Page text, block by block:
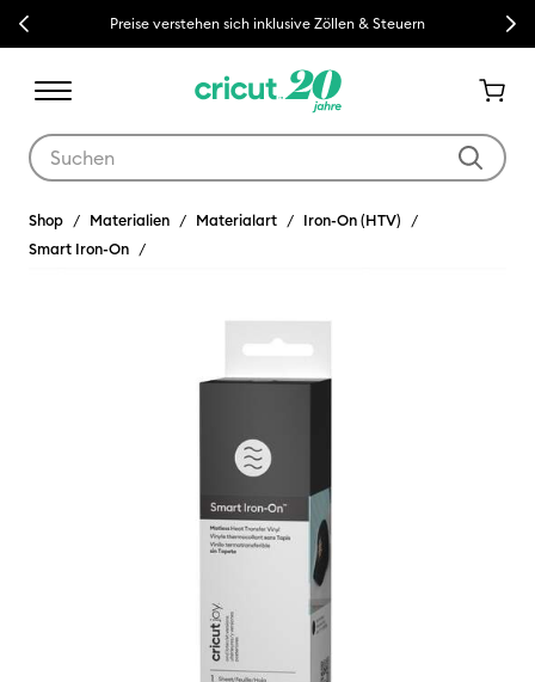
Previous Preise verstehen sich inklusive Zöllen & Steuern Next
Shop Materialien Materialart
Iron-On (HTV)
Smart Iron-On